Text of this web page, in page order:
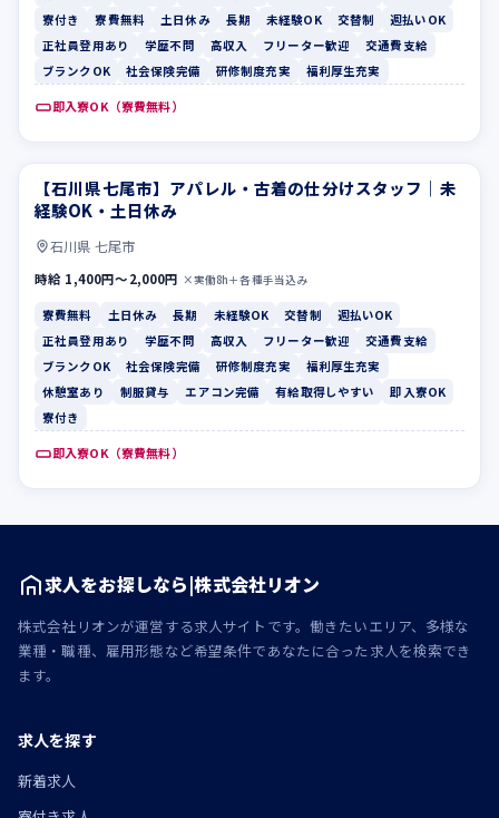
寮付き
寮費無料 土日休み 長期 未経験OK 交替制
週払いOK
正社員登用あり
学歴不問 高収入 フリーター歓迎
交通費支給
ブランクOK
社会保険完備 研修制度充実 福利厚生充実
即入寮OK（寮費無料）
寮費無料 土日休み
【石川県七尾市】アパレル・古着の仕分けスタッフ｜未
経験OK・土日休み
石川県 七尾市
時給 1,400円〜2,000円 ×実働8h＋各種手当込み
寮費無料 土日休み 長期 未経験OK 交替制
週払いOK
正社員登用あり
学歴不問 高収入 フリーター歓迎
交通費支給
ブランクOK
社会保険完備 研修制度充実
福利厚生充実
休憩室あり
制服貸与 エアコン完備 有給取得しやすい
即入寮OK
寮付き
即入寮OK（寮費無料）
求人をお探しなら|株式会社リオン
株式会社リオンが運営する求人サイトです。働きたいエリア、多様な
業種・職種、雇用形態など希望条件であなたに合った求人を検索でき
ます。
求人を探す
新着求人